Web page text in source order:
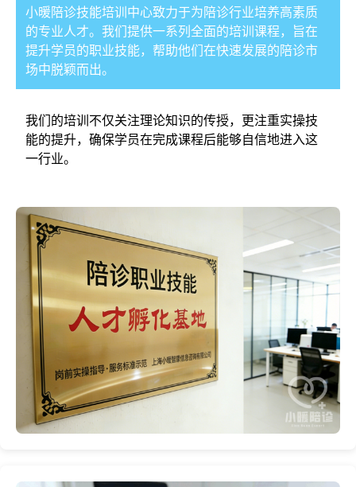
小暖陪诊技能培训中心致力于为陪诊行业培养高素质
的专业人才。我们提供一系列全面的培训课程，旨在
提升学员的职业技能，帮助他们在快速发展的陪诊市
场中脱颖而出。
我们的培训不仅关注理论知识的传授，更注重实操技
能的提升，确保学员在完成课程后能够自信地进入这
一行业。